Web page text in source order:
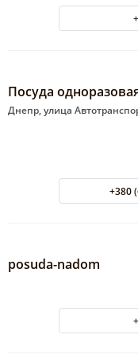
Посуда
Днепр, улица
+380
posuda-nadom